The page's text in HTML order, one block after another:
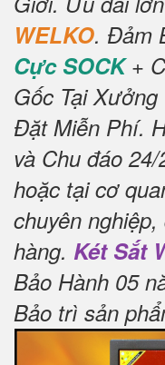
WELKO. Đảm
Cực SOCK+
Gốc Tại
Đặt Miễn Phí.
và Chu đáo 24/
hoặc tại cơ
chuyên
hàng. Két Sắt
Bảo Hành 05
Bảo trì sản